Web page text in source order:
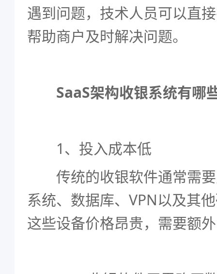
遇到问题，技术人员可以直
帮助商户及时解决问题。
SaaS架构收银系统有哪
1、投入成本低
传统的收银软件通常需要
系统、数据库、VPN以及其
这些设备价格昂贵，需要额